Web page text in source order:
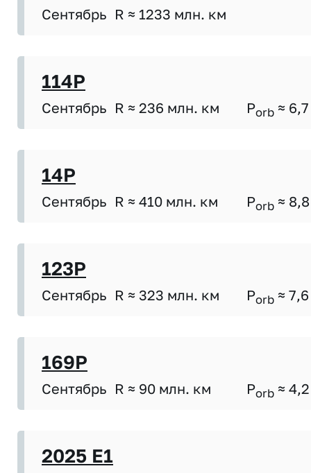
Сентябрь R ≈ 1233 млн. км
114P
Сентябрь R ≈ 236 млн. км Porb ≈ 6,7
14P
Сентябрь R ≈ 410 млн. км Porb ≈ 8,8
123P
Сентябрь R ≈ 323 млн. км Porb ≈ 7,6
169P
Сентябрь R ≈ 90 млн. км Porb ≈ 4,2
2025 E1